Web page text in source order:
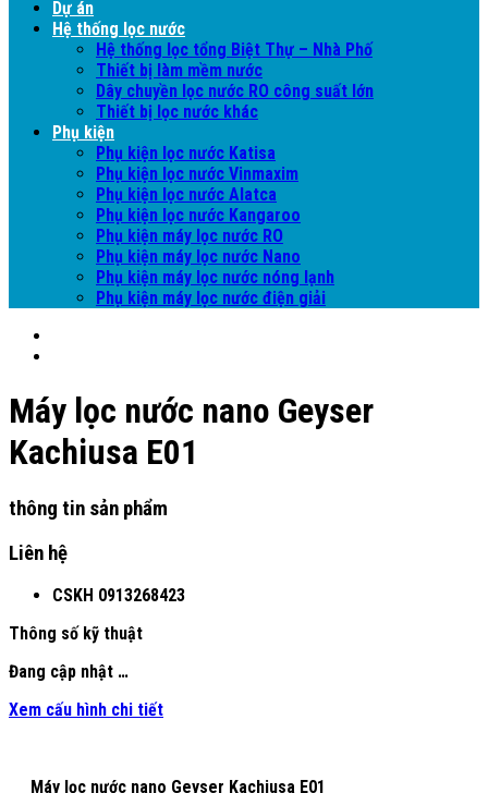
Dự án
Hệ thống lọc nước
Hệ thống lọc tổng Biệt Thự – Nhà Phố
Thiết bị làm mềm nước
Dây chuyền lọc nước RO công suất lớn
Thiết bị lọc nước khác
Phụ kiện
Phụ kiện lọc nước Katisa
Phụ kiện lọc nước Vinmaxim
Phụ kiện lọc nước Alatca
Phụ kiện lọc nước Kangaroo
Phụ kiện máy lọc nước RO
Phụ kiện máy lọc nước Nano
Phụ kiện máy lọc nước nóng lạnh
Phụ kiện máy lọc nước điện giải
Máy lọc nước nano Geyser
Kachiusa E01
thông tin sản phẩm
Liên hệ
CSKH 0913268423
Thông số kỹ thuật
Đang cập nhật …
Xem cấu hình chi tiết
Máy lọc nước nano Geyser Kachiusa E01